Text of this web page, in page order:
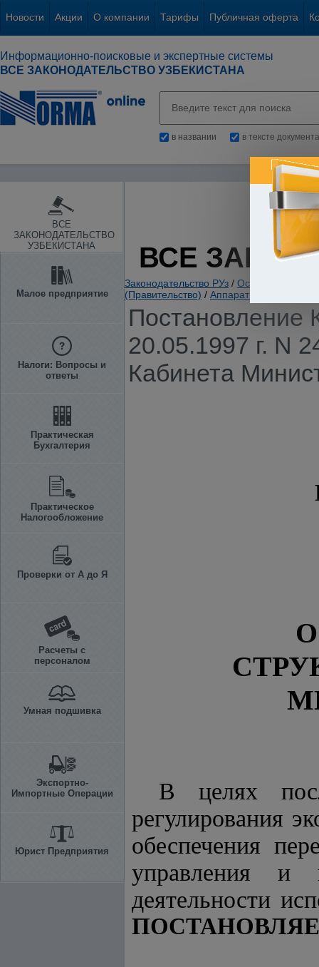
Новости Акции О компании Тарифы Публичная оферта
Информационно-поисковые и экспертные системы
ВСЕ ЗАКОНОДАТЕЛЬСТВО УЗБЕКИСТАНА
в названии в тексте документа
ВСЕ
ЗАКОНОДАТЕЛЬСТВО
УЗБЕКИСТАНА
Малое предприятие
Налоги: Вопросы и
ответы
Практическая
Бухгалтерия
Практическое
Налогообложение
Проверки от А до Я
Расчеты с
персоналом
Умная подшивка
Экспортно-
Импортные Операции
Юрист Предприятия
ВСЕ
Законодательство РУз / Основы
(Правительство) / Аппарат Кабинета
Постановление
20.05.1997 г. N
Кабинета
В целях
регулирования
обеспечения
управления и
деятельности